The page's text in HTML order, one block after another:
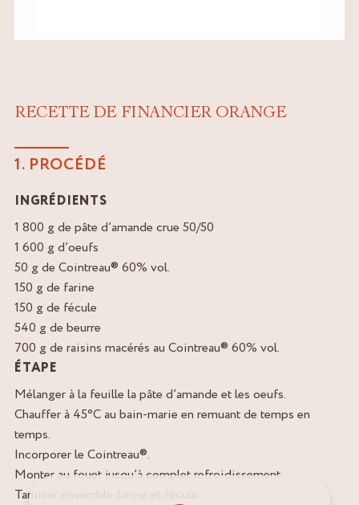
RECETTE DE FINANCIER ORANGE
1. PROCÉDÉ
INGRÉDIENTS
1 800 g de pâte d’amande crue 50/50
1 600 g d’oeufs
50 g de Cointreau® 60% vol.
150 g de farine
150 g de fécule
540 g de beurre
700 g de raisins macérés au Cointreau® 60% vol.
ÉTAPE
Mélanger à la feuille la pâte d’amande et les oeufs.
Chauffer à 45°C au bain-marie en remuant de temps en
temps.
Incorporer le Cointreau®.
Monter au fouet jusqu’à complet refroidissement.
Tamiser ensemble farine et fécule.